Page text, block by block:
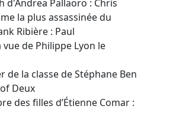
d'Andrea Pallaoro : Chris
la plus assassinée du
Ribière : Paul
vue de Philippe Lyon le
de la classe de Stéphane Ben
Deux
des filles d’Étienne Comar :